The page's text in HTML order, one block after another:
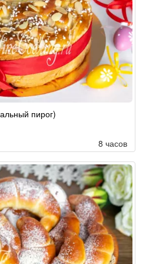
пирог)
8 часов